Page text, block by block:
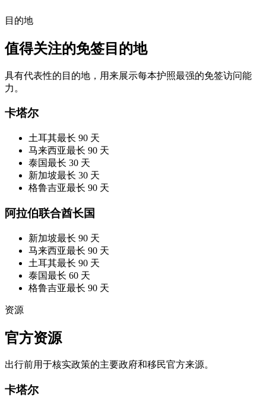
目的地
值得关注的免签目的地
具有代表性的目的地，用来展示每本护照最强的免签访问能
力。
卡塔尔
土耳其最长 90 天
马来西亚最长 90 天
泰国最长 30 天
新加坡最长 30 天
格鲁吉亚最长 90 天
阿拉伯联合酋长国
新加坡最长 90 天
马来西亚最长 90 天
土耳其最长 90 天
泰国最长 60 天
格鲁吉亚最长 90 天
资源
官方资源
出行前用于核实政策的主要政府和移民官方来源。
卡塔尔